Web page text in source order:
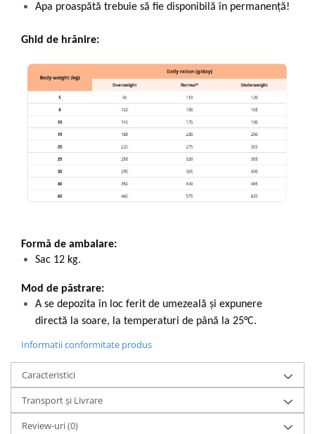
Apa proaspătă trebuie să fie disponibilă în permanență!
Ghid de hrănire:
Formă de ambalare:
Sac 12 kg.
Mod de păstrare:
A se depozita în loc ferit de umezeală și expunere
directă la soare, la temperaturi de până la 25°C.
Informatii conformitate produs
Caracteristici
Transport și Livrare
Review-uri(0)